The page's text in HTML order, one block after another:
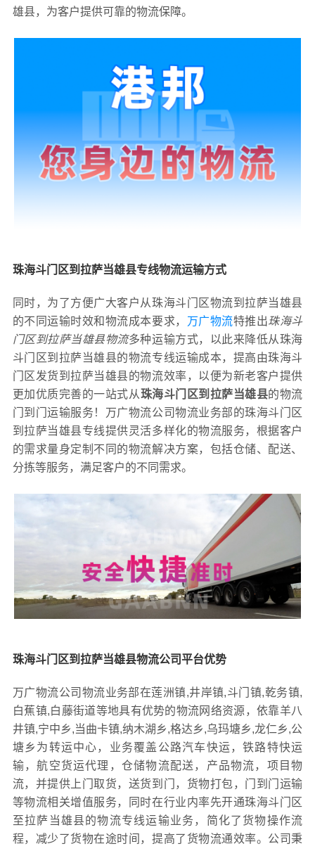
雄县，为客户提供可靠的物流保障。
珠海斗门区到拉萨当雄县专线物流运输方式
同时，为了方便广大客户从珠海斗门区物流到拉萨当雄县
的不同运输时效和物流成本要求， 万广物流特推出珠海斗
门区到拉萨当雄县物流多种运输方式，以此来降低从珠海
斗门区到拉萨当雄县的物流专线运输成本，提高由珠海斗
门区发货到拉萨当雄县的物流效率，以便为新老客户提供
更加优质完善的一站式从珠海斗门区到拉萨当雄县的物流
门到门运输服务！万广物流公司物流业务部的珠海斗门区
到拉萨当雄县专线提供灵活多样化的物流服务，根据客户
的需求量身定制不同的物流解决方案，包括仓储、配送、
分拣等服务，满足客户的不同需求。
珠海斗门区到拉萨当雄县物流公司平台优势
万广物流公司物流业务部在莲洲镇,井岸镇,斗门镇,乾务镇,
白蕉镇,白藤街道等地具有优势的物流网络资源，依靠羊八
井镇,宁中乡,当曲卡镇,纳木湖乡,格达乡,乌玛塘乡,龙仁乡,公
塘乡为转运中心，业务覆盖公路汽车快运，铁路特快运
输，航空货运代理，仓储物流配送，产品物流，项目物
流，并提供上门取货，送货到门，货物打包，门到门运输
等物流相关增值服务，同时在行业内率先开通珠海斗门区
至拉萨当雄县的物流专线运输业务，简化了货物操作流
程，减少了货物在途时间，提高了货物流通效率。公司秉